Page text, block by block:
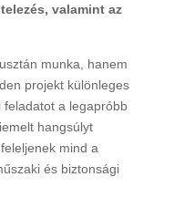
valamint az
munka, hanem
projekt különleges
a legapróbb
hangsúlyt
mind a
és biztonsági